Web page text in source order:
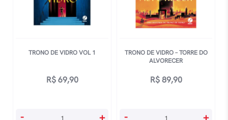
TRONO DE VIDRO VOL 1
R$69,90
Trono
- +
TRONO DE VIDRO – TORRE DO
ALVORECER
R$89,90
Trono
- +